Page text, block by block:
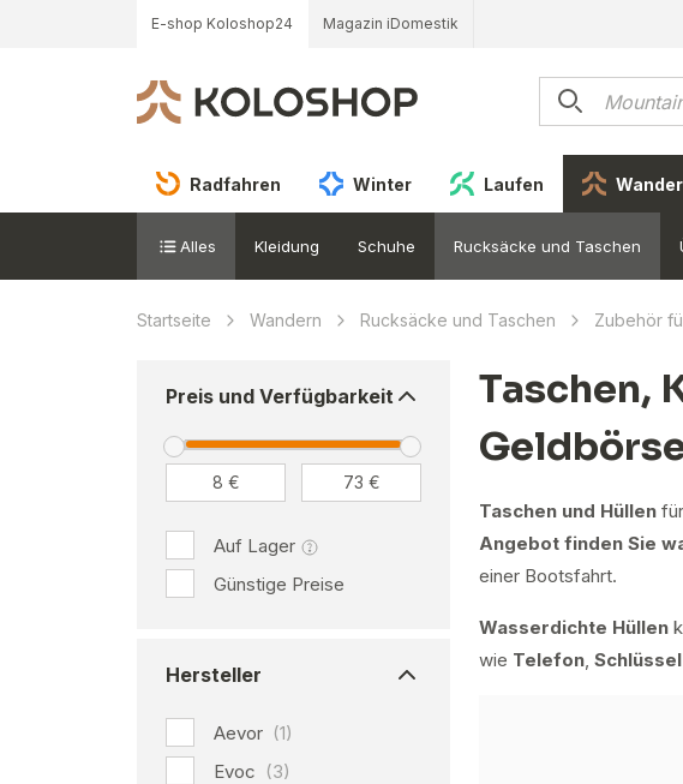
E-shop Koloshop24 Magazin iDomestik
Radfahren Winter Laufen
Alles Kleidung Schuhe Rucksäcke und Taschen
Startseite Wandern Rucksäcke und Taschen Zubehör
Preis und Verfügbarkeit
Auf Lager
Günstige Preise
Hersteller
Aevor (1)
Evoc (3)
Taschen,
Taschen und Hüllen für
Angebot finden Sie
einer Bootsfahrt.
Wasserdichte Hüllen
wie Telefon, Schlüssel